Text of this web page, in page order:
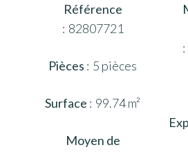
Référence
82807721
Pièces 5 pièces
Surface 99.74 m²
Moyen de